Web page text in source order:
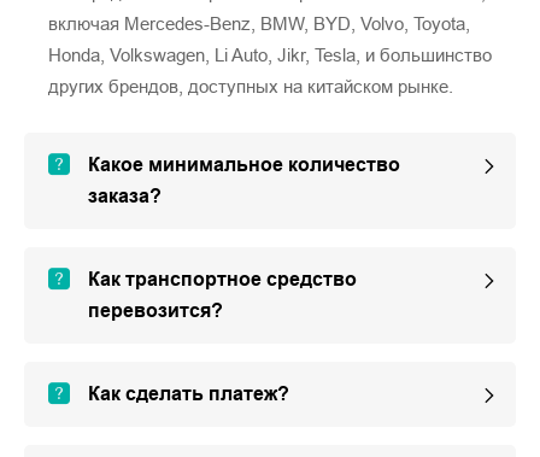
включая Mercedes-Benz, BMW, BYD, Volvo, Toyota,
Honda, Volkswagen, Li Auto, Jikr, Tesla, и большинство
других брендов, доступных на китайском рынке.
Какое минимальное количество
заказа?
Как транспортное средство
перевозится?
Как сделать платеж?